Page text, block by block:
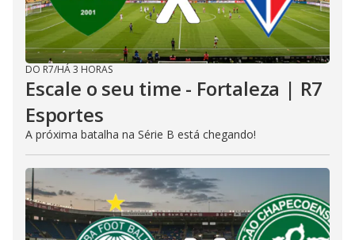
DO R7/HÁ 3 HORAS
Escale o seu time - Fortaleza | R7
Esportes
A próxima batalha na Série B está chegando!